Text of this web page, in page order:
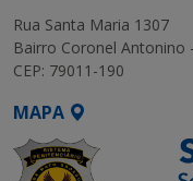
Rua Santa Maria 1307
Bairro Coronel Antonino
CEP: 79011-190
MAPA